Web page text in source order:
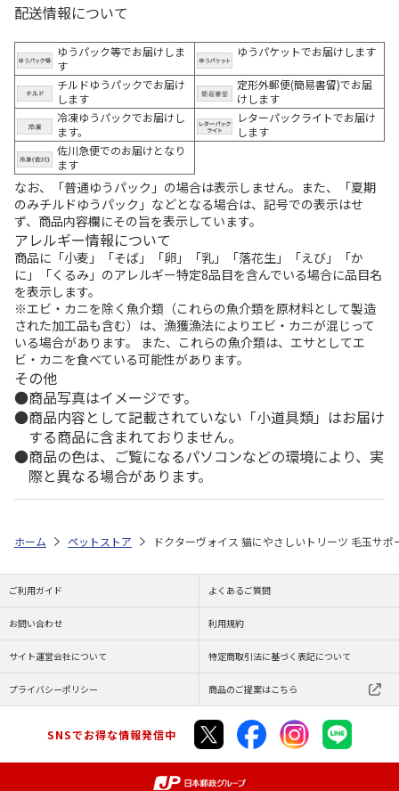
配送情報について
ゆうパック等でお届けしま
す
ゆうパケットでお届けします
チルドゆうパックでお届け
します
定形外郵便(簡易書留)でお届
けします
冷凍ゆうパックでお届けし
ます。
レターパックライトでお届け
します
佐川急便でのお届けとなり
ます
なお、「普通ゆうパック」の場合は表示しません。また、「夏期
のみチルドゆうパック」などとなる場合は、記号での表示はせ
ず、商品内容欄にその旨を表示しています。
アレルギー情報について
商品に「小麦」「そば」「卵」「乳」「落花生」「えび」「か
に」「くるみ」のアレルギー特定8品目を含んでいる場合に品目名
を表示します。
※エビ・カニを除く魚介類（これらの魚介類を原材料として製造
された加工品も含む）は、漁獲漁法によりエビ・カニが混じって
いる場合があります。 また、これらの魚介類は、エサとしてエ
ビ・カニを食べている可能性があります。
その他
商品写真はイメージです。
商品内容として記載されていない「小道具類」はお届け
する商品に含まれておりません。
商品の色は、ご覧になるパソコンなどの環境により、実
際と異なる場合があります。
ホーム ペットストア ドクターヴォイス 猫にやさしいトリーツ 毛玉サポ
ご利用ガイド よくあるご質問
お問い合わせ 利用規約
サイト運営会社について 特定商取引法に基づく表記について
プライバシーポリシー 商品のご提案はこちら
SNSでお得な情報発信中